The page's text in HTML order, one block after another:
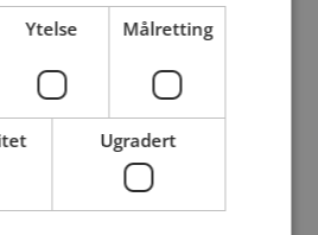
nå!
år fra Ullensaker i Akershus
kvinne 31 - 45 år
medlem kan du vise deg frem for
og tusener av andre single på
Ta sjansen og se hvem
Ytelse Målretting
Ugradert